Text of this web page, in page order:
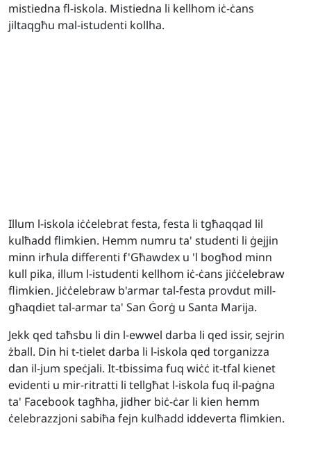
mistiedna fl-iskola. Mistiedna li kellhom iċ-ċans
jiltaqgħu mal-istudenti kollha.
Illum l-iskola iċċelebrat festa, festa li tgħaqqad lil
kulħadd flimkien. Hemm numru ta' studenti li ġejjin
minn irħula differenti f'Għawdex u 'l bogħod minn
kull pika, illum l-istudenti kellhom iċ-ċans jiċċelebraw
flimkien. Jiċċelebraw b'armar tal-festa provdut mill-
għaqdiet tal-armar ta' San Ġorġ u Santa Marija.
Jekk qed taħsbu li din l-ewwel darba li qed issir, sejrin
żball. Din hi t-tielet darba li l-iskola qed torganizza
dan il-jum speċjali. It-tbissima fuq wiċċ it-tfal kienet
evidenti u mir-ritratti li tellgħat l-iskola fuq il-paġna
ta' Facebook tagħha, jidher biċ-ċar li kien hemm
ċelebrazzjoni sabiħa fejn kulħadd iddeverta flimkien.